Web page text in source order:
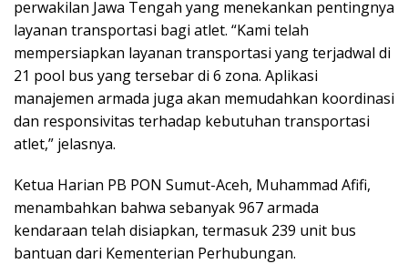
perwakilan Jawa Tengah yang menekankan pentingnya
layanan transportasi bagi atlet. “Kami telah
mempersiapkan layanan transportasi yang terjadwal di
21 pool bus yang tersebar di 6 zona. Aplikasi
manajemen armada juga akan memudahkan koordinasi
dan responsivitas terhadap kebutuhan transportasi
atlet,” jelasnya.
Ketua Harian PB PON Sumut-Aceh, Muhammad Afifi,
menambahkan bahwa sebanyak 967 armada
kendaraan telah disiapkan, termasuk 239 unit bus
bantuan dari Kementerian Perhubungan.